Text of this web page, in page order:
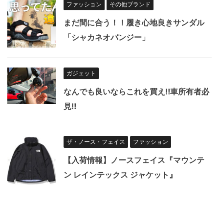
ファッション その他ブランド
まだ間に合う！！履き心地良きサンダル
「シャカネオバンジー」
ガジェット
なんでも良いならこれを買え‼︎車所有者必
見‼︎
ザ・ノース・フェイス ファッション
【入荷情報】ノースフェイス『マウンテ
ン レインテックス ジャケット』